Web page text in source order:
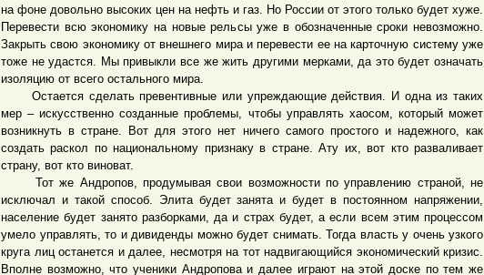
на фоне довольно высоких цен на нефть и газ. Но России от этого только будет хуже.
Перевести всю экономику на новые рельсы уже в обозначенные сроки невозможно.
Закрыть свою экономику от внешнего мира и перевести ее на карточную систему уже
тоже не удастся. Мы привыкли все же жить другими мерками, да это будет означать
изоляцию от всего остального мира.
Остается сделать превентивные или упреждающие действия. И одна из таких
мер – искусственно созданные проблемы, чтобы управлять хаосом, который может
возникнуть в стране. Вот для этого нет ничего самого простого и надежного, как
создать раскол по национальному признаку в стране. Ату их, вот кто разваливает
страну, вот кто виноват.
Тот же Андропов, продумывая свои возможности по управлению страной, не
исключал и такой способ. Элита будет занята и будет в постоянном напряжении,
население будет занято разборками, да и страх будет, а если всем этим процессом
умело управлять, то и дивиденды можно будет снимать. Тогда власть у очень узкого
круга лиц останется и далее, несмотря на тот надвигающийся экономический кризис.
Вполне возможно, что ученики Андропова и далее играют на этой доске по тем же